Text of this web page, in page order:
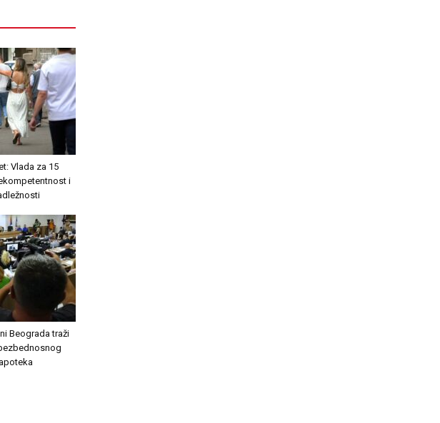
Vlada za 15
i
Beograda traži